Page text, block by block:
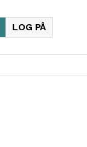
LOG PÅ